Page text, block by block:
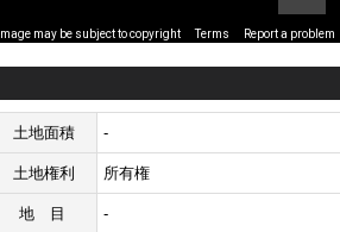
Image may be subject to copyright Terms Report a problem
土地面積 -
土地権利 所有権
地目 -